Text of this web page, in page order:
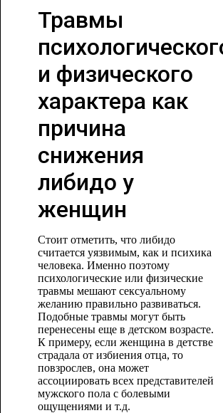
Травмы
и физического
характера как
причина
снижения
либидо у
женщин
Стоит отметить, что либидо
считается уязвимым, как и психика
человека. Именно поэтому
психологические или физические
травмы мешают сексуальному
желанию правильно развиваться.
Подобные травмы могут быть
перенесены еще в детском возрасте.
К примеру, если женщина в детстве
страдала от избиения отца, то
повзрослев, она может
ассоциировать всех представителей
мужского пола с болевыми
ощущениями и т.д.